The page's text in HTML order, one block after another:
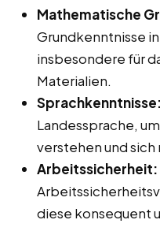
Mathematische
Grundkenntnisse
insbesondere für
Materialien.
Sprachkenntnisse:
Landessprache,
verstehen und sich
Arbeitssicherheit:
diese konsequent